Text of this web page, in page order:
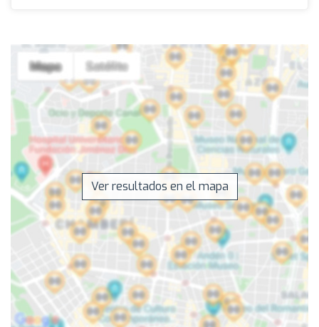
Ver resultados en el mapa